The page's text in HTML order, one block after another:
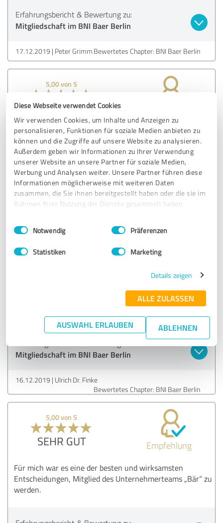
Diese Webseite verwendet Cookies
Wir verwenden Cookies, um Inhalte und Anzeigen zu
personalisieren, Funktionen für soziale Medien anbieten zu
können und die Zugriffe auf unsere Website zu analysieren.
Außerdem geben wir Informationen zu Ihrer Verwendung
unserer Website an unsere Partner für soziale Medien,
Werbung und Analysen weiter. Unsere Partner führen diese
Informationen möglicherweise mit weiteren Daten
zusammen, die Sie ihnen bereitgestellt haben oder die sie im
Rahmen Ihrer Nutzung der Dienste gesammelt haben.
Impressum Datenschutzbestimmungen
Einwilligungsauswahl
Notwendig Präferenzen
Statistiken Marketing
Details zeigen
ALLE ZULASSEN
AUSWAHL ERLAUBEN ABLEHNEN
Erfahrungsbericht & Bewertung zu:
Mitgliedschaft im BNI Baer Berlin
17.12.2019 Peter Grimm Bewertetes Chapter: BNI Baer Berlin
5,00 von 5
SEHR GUT
Eine tolle Businessorganisation, mit der ich 80% eines
Jahresumsatzes seit fast 8 Jahren mache.
Erfahrungsbericht & Bewertung zu:
Mitgliedschaft im BNI Baer Berlin
4,33 von 5
Empfehlung
Ich bin seit Jahren ein zufriedener Bär und partiziere von
der Vielfalt der Gewerke im Chapter.
Mitgliedschaft im BNI Baer Berlin
16.12.2019 Ulrich Dr. Finke
Bewertetes Chapter: BNI Baer Berlin
5,00 von 5
SEHR GUT Empfehlung
Für mich war es eine der besten und wirksamsten
Entscheidungen, Mitglied des Unternehmerteams „Bär“ zu
werden.